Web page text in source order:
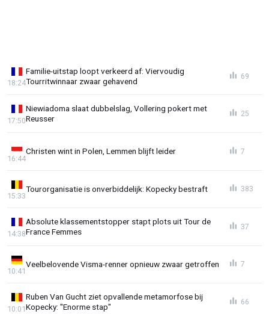
Familie-uitstap loopt verkeerd af: Viervoudig
Tourritwinnaar zwaar gehavend
18:24
69
Niewiadoma slaat dubbelslag, Vollering pokert met
Reusser
17:50
25
Christen wint in Polen, Lemmen blijft leider
16:44
7
Tourorganisatie is onverbiddelijk: Kopecky bestraft
15:33
383
Absolute klassementstopper stapt plots uit Tour de
France Femmes
14:38
37
Veelbelovende Visma-renner opnieuw zwaar getroffen
10:41
7
Ruben Van Gucht ziet opvallende metamorfose bij
Kopecky: "Enorme stap"
10:01
66